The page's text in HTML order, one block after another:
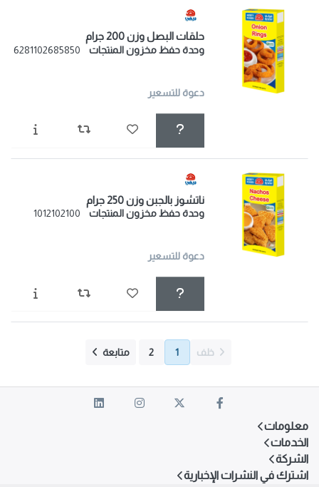
حلقات البصل وزن 200 جرام
وحدة حفظ مخزون المنتجات 6281102685850
دعوة للتسعير
ناتشوز بالجبن وزن 250 جرام
وحدة حفظ مخزون المنتجات 1012102100
دعوة للتسعير
خلف 1
2 متابعة
معلومات
الخدمات
الشركة
اشترك في النشرات الإخبارية